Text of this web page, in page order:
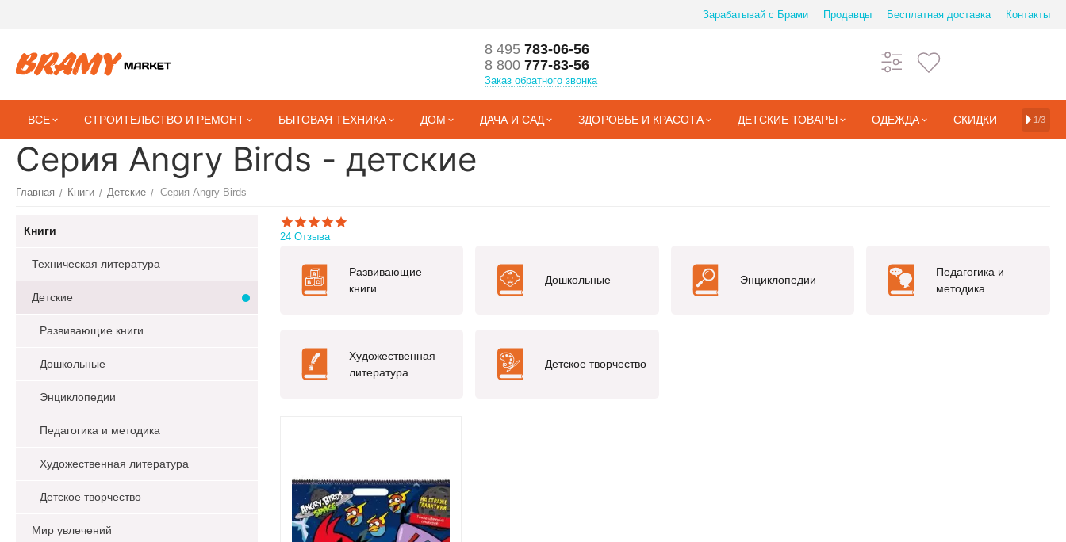
Зарабатывай с Брами Продавцы Бесплатная доставка Контакты
8 495783-06-56
8 800777-83-56
Заказ обратного звонка
ВСЕ СТРОИТЕЛЬСТВО И РЕМОНТ БЫТОВАЯ ТЕХНИКА ДОМ ДАЧА И САД ЗДОРОВЬЕ И КРАСОТА ДЕТСКИЕ ТОВАРЫ ОДЕЖДА СКИДКИ 1/3
Серия Angry Birds - детские
Главная / Книги / Детские / Серия Angry Birds
Книги
Техническая литература
Детские
Развивающие книги
Дошкольные
Энциклопедии
Педагогика и методика
Художественная литература
Детское творчество
Мир увлечений
24 Отзыва
Развивающие
книги
Дошкольные Энциклопедии
Педагогика и
методика
Художественная
литература
Детское творчество